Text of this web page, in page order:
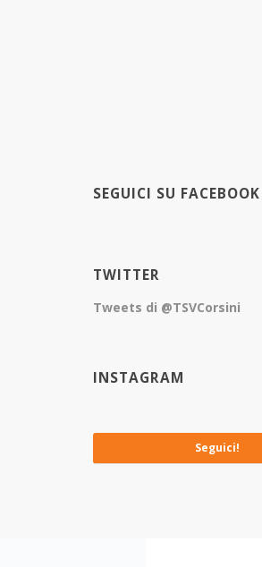
SEGUICI SU FACEBOOK
TWITTER
Tweets di @TSVCorsini
INSTAGRAM
Seguici!